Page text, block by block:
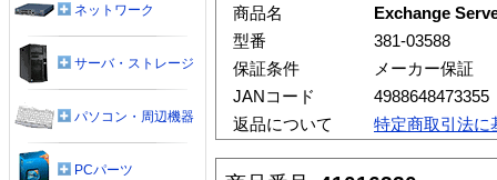
商品名
Exchange
型番
381-03588
保証条件
メーカー保証
JANコード
4988648473355
返品について
特定商取引法に
ネットワーク
サーバ・ストレージ
パソコン・周辺機器
PCパーツ